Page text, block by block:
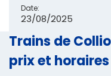
Date:
23/08/2025
Trains de
prix et horaires